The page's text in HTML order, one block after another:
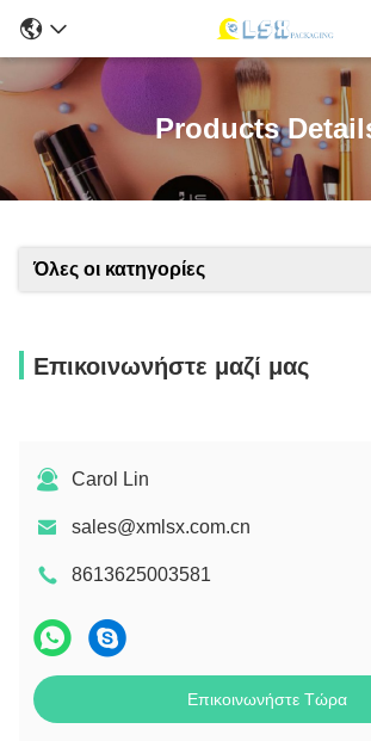
Products
Όλες οι κατηγορίες
Επικοινωνήστε μαζί μας
Carol Lin
sales@xmlsx.com.cn
8613625003581
Επικοινωνήστε Τώρα